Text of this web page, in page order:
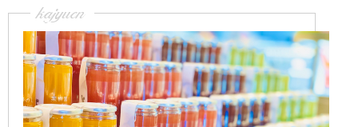
kajyuen